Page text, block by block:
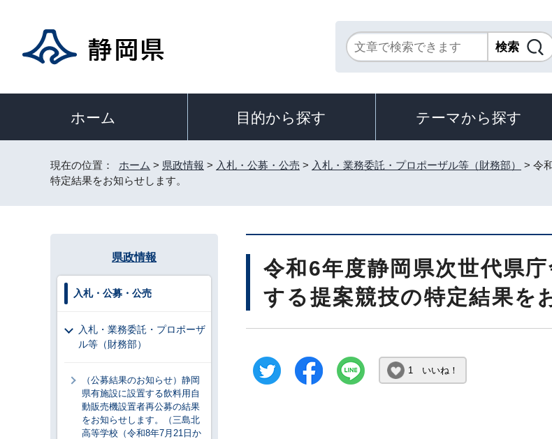
ホーム 目的から探す テーマから探す
現在の位置： ホーム > 県政情報 > 入札・公募・公売 > 入札・業務委託・プロポーザル等（財務部）
> 令
特定結果をお知らせします。
令和6年度静岡県次世代県
する提案競技の特定結果を
1 いいね！
県政情報
入札・公募・公売
入札・業務委託・プロポーザ
ル等（財務部）
（公募結果のお知らせ）静岡
県有施設に設置する飲料用自
動販売機設置者再公募の結果
をお知らせします。（三島北
高等学校（令和8年7月21日か